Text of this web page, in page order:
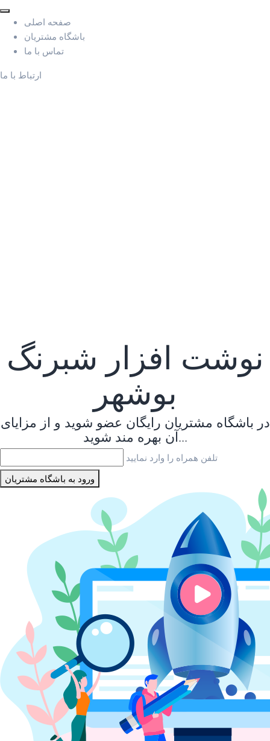
صفحه اصلی
باشگاه مشتریان
تماس با ما
ارتباط با ما
نوشت افزار شبرنگ
بوشهر
در باشگاه مشتریان رایگان عضو شوید و از مزایای
آن بهره مند شوید...
تلفن همراه را وارد نمایید
ورود به باشگاه مشتریان